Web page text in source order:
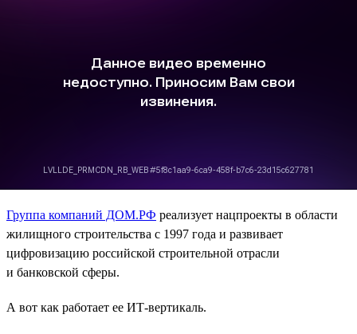
Группа компаний ДОМ.РФ реализует нацпроекты в области
жилищного строительства с 1997 года и развивает
цифровизацию российской строительной отрасли
и банковской сферы.
А вот как работает ее ИТ-вертикаль.